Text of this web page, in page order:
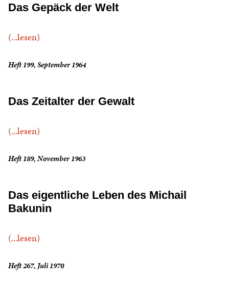
Das Gepäck der Welt
(...lesen)
Heft 199, September 1964
Das Zeitalter der Gewalt
(...lesen)
Heft 189, November 1963
Das eigentliche Leben des Michail
Bakunin
(...lesen)
Heft 267, Juli 1970